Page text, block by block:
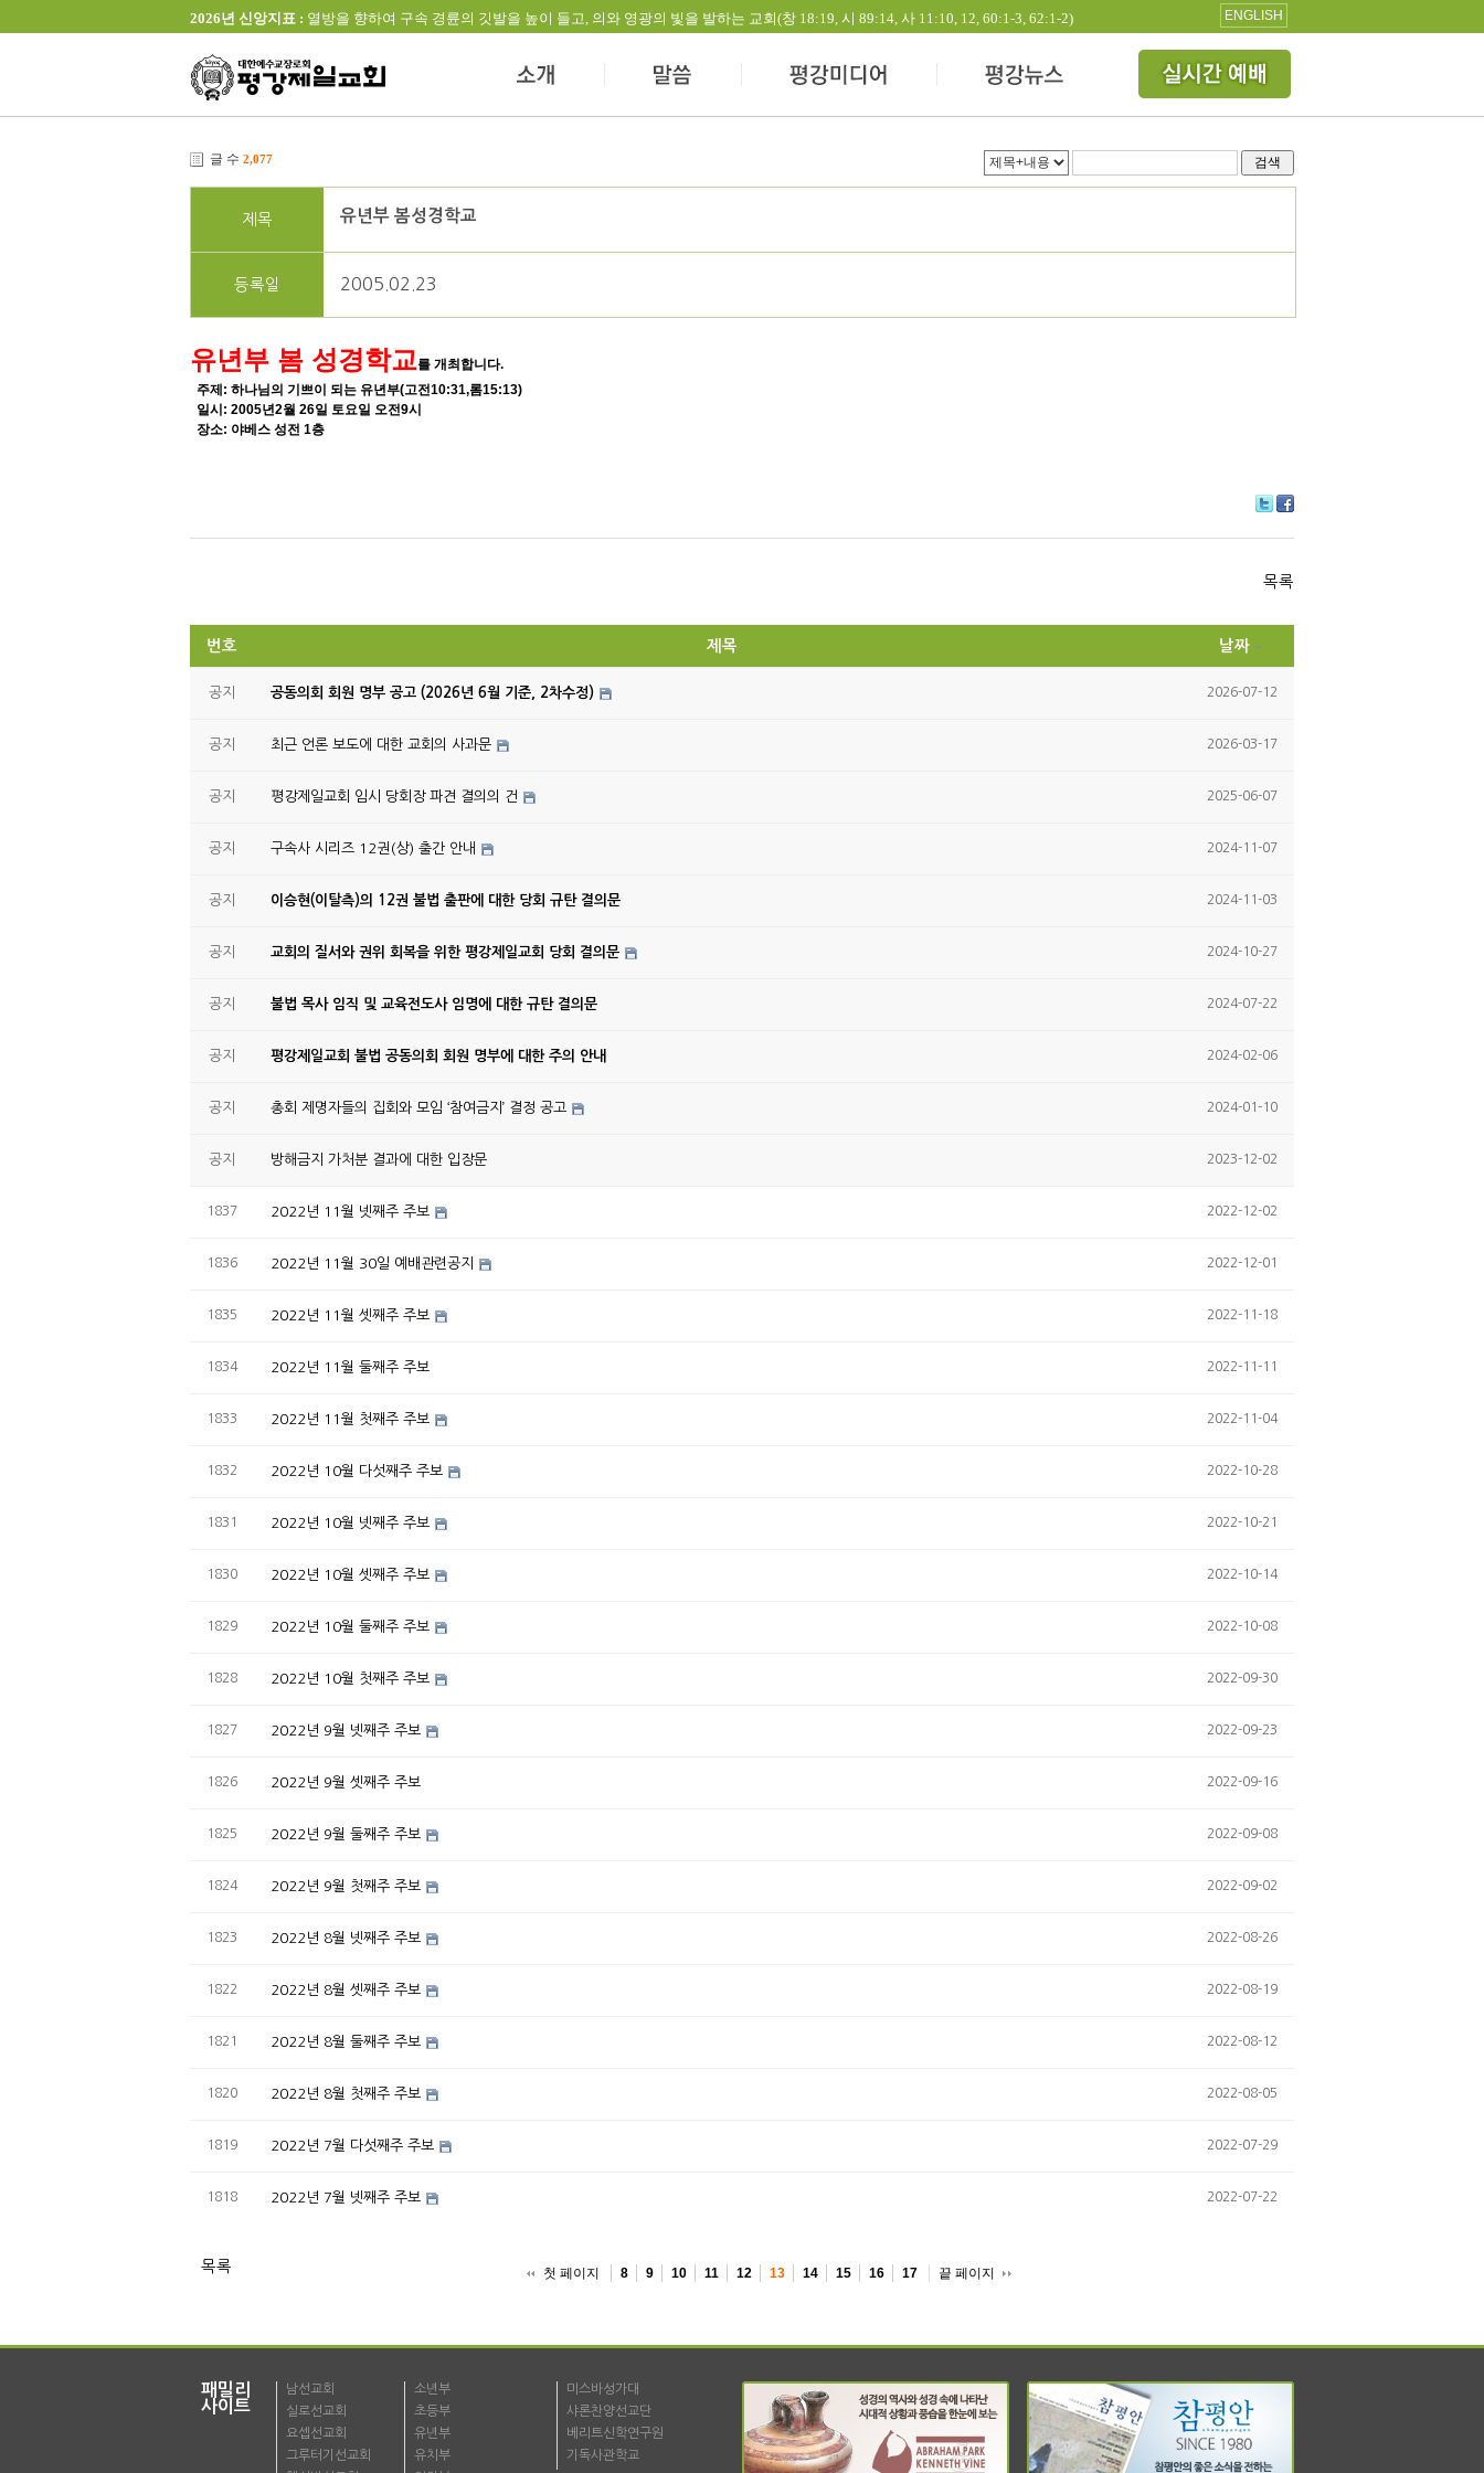
2026년 신앙지표 : 열방을 향하여 구속 경륜의 깃발을 높이 들고, 의와 영광의 빛을 발하는 교회(창 18:19, 시 89:14, 사 11:10, 12, 60:1-3, 62:1-2) ENGLISH
글 수 2,077 검색
제목 유년부 봄성경학교
등록일 2005.02.23
유년부 봄 성경학교를 개최합니다.
주제: 하나님의 기쁘이 되는 유년부(고전10:31,롬15:13)
일시: 2005년2월 26일 토요일 오전9시
장소: 야베스 성전 1층
itte ce
ok
목록
번호 제목 날짜
공지 공동의회 회원 명부 공고 (2026년 6월 기준, 2차수정) 2026-07-12
공지 최근 언론 보도에 대한 교회의 사과문 2026-03-17
공지 평강제일교회 임시 당회장 파견 결의의 건 2025-06-07
공지 구속사 시리즈 12권(상) 출간 안내 2024-11-07
공지 이승현(이탈측)의 12권 불법 출판에 대한 당회 규탄 결의문 2024-11-03
공지 교회의 질서와 권위 회복을 위한 평강제일교회 당회 결의문 2024-10-27
공지 불법 목사 임직 및 교육전도사 임명에 대한 규탄 결의문 2024-07-22
공지 평강제일교회 불법 공동의회 회원 명부에 대한 주의 안내 2024-02-06
공지 총회 제명자들의 집회와 모임 ‘참여금지’ 결정 공고 2024-01-10
공지 방해금지 가처분 결과에 대한 입장문 2023-12-02
1837 2022년 11월 넷째주 주보 2022-12-02
1836 2022년 11월 30일 예배관련공지 2022-12-01
1835 2022년 11월 셋째주 주보 2022-11-18
1834 2022년 11월 둘째주 주보 2022-11-11
1833 2022년 11월 첫째주 주보 2022-11-04
1832 2022년 10월 다섯째주 주보 2022-10-28
1831 2022년 10월 넷째주 주보 2022-10-21
1830 2022년 10월 셋째주 주보 2022-10-14
1829 2022년 10월 둘째주 주보 2022-10-08
1828 2022년 10월 첫째주 주보 2022-09-30
1827 2022년 9월 넷째주 주보 2022-09-23
1826 2022년 9월 셋째주 주보 2022-09-16
1825 2022년 9월 둘째주 주보 2022-09-08
1824 2022년 9월 첫째주 주보 2022-09-02
1823 2022년 8월 넷째주 주보 2022-08-26
1822 2022년 8월 셋째주 주보 2022-08-19
1821 2022년 8월 둘째주 주보 2022-08-12
1820 2022년 8월 첫째주 주보 2022-08-05
1819 2022년 7월 다섯째주 주보 2022-07-29
1818 2022년 7월 넷째주 주보 2022-07-22
목록 첫 페이지 8 9 10 11 12 13 14 15 16 17 끝 페이지
패밀리
사이트
남선교회
실로선교회
요셉선교회
그루터기선교회
소년부
초등부
유년부
유치부
미스바성가대
샤론찬양선교단
베리트신학연구원
기독사관학교